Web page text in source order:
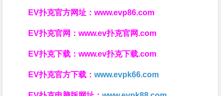
EV扑克官方网址：www.evp86.com
EV扑克官网：www.ev扑克官网.com
EV扑克下载：www.ev扑克下载.com
EV扑克官方下载：www.evpk66.com